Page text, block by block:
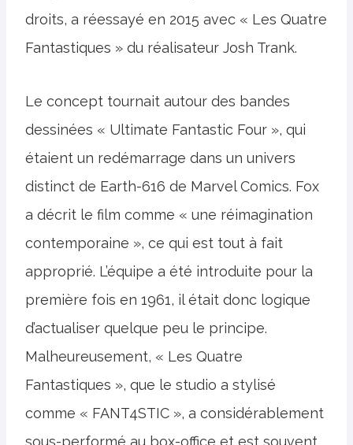
droits, a réessayé en 2015 avec « Les Quatre
Fantastiques » du réalisateur Josh Trank.
Le concept tournait autour des bandes
dessinées « Ultimate Fantastic Four », qui
étaient un redémarrage dans un univers
distinct de Earth-616 de Marvel Comics. Fox
a décrit le film comme « une réimagination
contemporaine », ce qui est tout à fait
approprié. L’équipe a été introduite pour la
première fois en 1961, il était donc logique
d’actualiser quelque peu le principe.
Malheureusement, « Les Quatre
Fantastiques », que le studio a stylisé
comme « FANT4STIC », a considérablement
sous-performé au box-office et est souvent